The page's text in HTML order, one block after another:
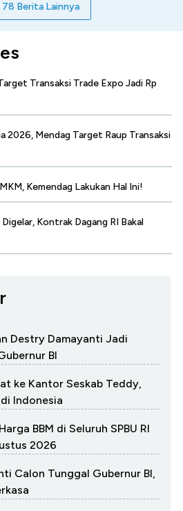
Berita Lainnya
Transaksi Trade Expo Jadi Rp
2026, Mendag Target Raup Transaksi
Kemendag Lakukan Hal Ini!
Kontrak Dagang RI Bakal
Destry Damayanti Jadi
BI
ke Kantor Seskab Teddy,
Indonesia
BBM di Seluruh SPBU RI
2026
Calon Tunggal Gubernur BI,